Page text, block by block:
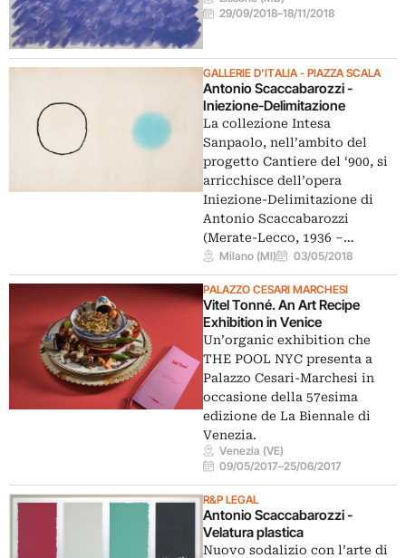
29/09/2018–18/11/2018
GALLERIE D'ITALIA - PIAZZA SCALA
Antonio Scaccabarozzi -
Iniezione-Delimitazione
La collezione Intesa
Sanpaolo, nell’ambito del
progetto Cantiere del ‘900, si
arricchisce dell’opera
Iniezione-Delimitazione di
Antonio Scaccabarozzi
(Merate-Lecco, 1936 –…
Milano (MI) 03/05/2018
PALAZZO CESARI MARCHESI
Vitel Tonné. An Art Recipe
Exhibition in Venice
Un’organic exhibition che
THE POOL NYC presenta a
Palazzo Cesari-Marchesi in
occasione della 57esima
edizione de La Biennale di
Venezia.
Venezia (VE)
09/05/2017–25/06/2017
R&P LEGAL
Antonio Scaccabarozzi -
Velatura plastica
Nuovo sodalizio con l’arte di